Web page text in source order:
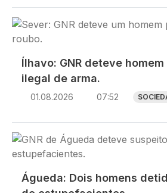
Imagem
Ílhavo: GNR deteve
ilegal de arma.
01.08.2026 07:52
Imagem
Águeda: Dois homens